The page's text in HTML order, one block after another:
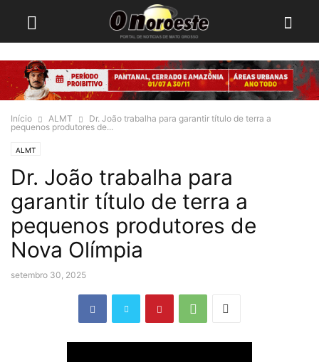
Início ALMT
Dr. João trabalha para garantir título de terra a
pequenos produtores de...
ALMT
Dr. João trabalha para
garantir título de terra a
pequenos produtores de
Nova Olímpia
setembro 30, 2025